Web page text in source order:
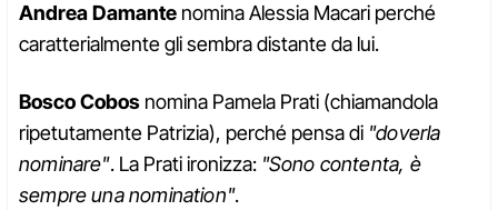
Andrea Damante nomina Alessia Macari perché
caratterialmente gli sembra distante da lui.
Bosco Cobos nomina Pamela Prati (chiamandola
ripetutamente Patrizia), perché pensa di "doverla
nominare". La Prati ironizza: "Sono contenta, è
sempre una nomination".